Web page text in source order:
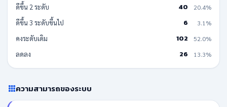
ดีขึ้น 2 ระดับ 40 20.4%
ดีขึ้น 3 ระดับขึ้นไป 6 3.1%
คงระดับเดิม 102 52.0%
ลดลง 26 13.3%
ความสามารถของระบบ